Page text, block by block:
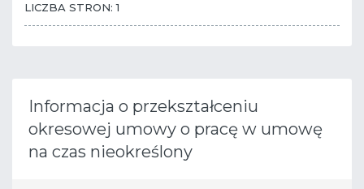
LICZBA STRON: 1
Informacja o przekształceniu
okresowej umowy o pracę w umowę
na czas nieokreślony